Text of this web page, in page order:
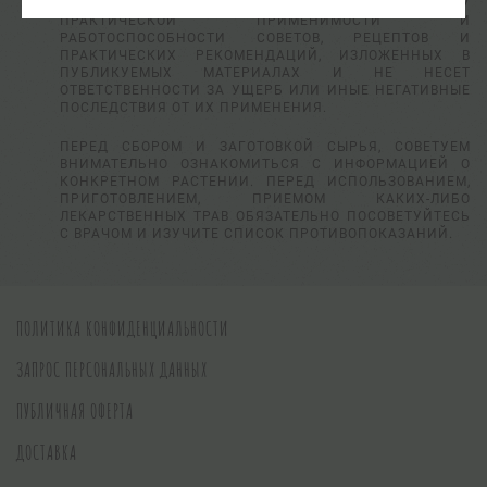
АДМИНИСТРАЦИЯ САЙТА НЕ ВЫПОЛНЯЕТ ПРОВЕРКУ
ПРАКТИЧЕСКОЙ ПРИМЕНИМОСТИ И
РАБОТОСПОСОБНОСТИ СОВЕТОВ, РЕЦЕПТОВ И
ПРАКТИЧЕСКИХ РЕКОМЕНДАЦИЙ, ИЗЛОЖЕННЫХ В
ПУБЛИКУЕМЫХ МАТЕРИАЛАХ И НЕ НЕСЕТ
ОТВЕТСТВЕННОСТИ ЗА УЩЕРБ ИЛИ ИНЫЕ НЕГАТИВНЫЕ
ПОСЛЕДСТВИЯ ОТ ИХ ПРИМЕНЕНИЯ.
ПЕРЕД СБОРОМ И ЗАГОТОВКОЙ СЫРЬЯ, СОВЕТУЕМ
ВНИМАТЕЛЬНО ОЗНАКОМИТЬСЯ С ИНФОРМАЦИЕЙ О
КОНКРЕТНОМ РАСТЕНИИ. ПЕРЕД ИСПОЛЬЗОВАНИЕМ,
ПРИГОТОВЛЕНИЕМ, ПРИЕМОМ КАКИХ-ЛИБО
ЛЕКАРСТВЕННЫХ ТРАВ ОБЯЗАТЕЛЬНО ПОСОВЕТУЙТЕСЬ
С ВРАЧОМ И ИЗУЧИТЕ СПИСОК ПРОТИВОПОКАЗАНИЙ.
ПОЛИТИКА КОНФИДЕНЦИАЛЬНОСТИ
ЗАПРОС ПЕРСОНАЛЬНЫХ ДАННЫХ
ПУБЛИЧНАЯ ОФЕРТА
ДОСТАВКА